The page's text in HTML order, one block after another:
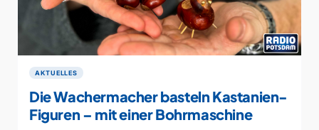
AKTUELLES
Die Wachermacher basteln Kastanien-
Figuren – mit einer Bohrmaschine